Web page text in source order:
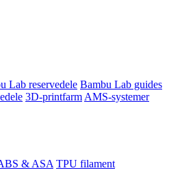
Lab reservedele Bambu Lab guides
3D-printfarm AMS-systemer
& ASA TPU filament